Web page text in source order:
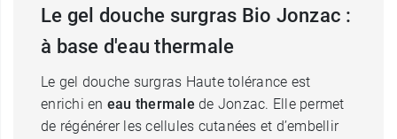
Le gel douche surgras Bio Jonzac :
à base d'eau thermale
Le gel douche surgras Haute tolérance est
enrichi en eau thermale de Jonzac. Elle permet
de régénérer les cellules cutanées et d’embellir